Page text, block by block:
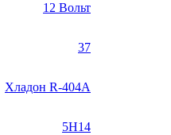
12 Вольт
37
Хладон R-404A
5H14